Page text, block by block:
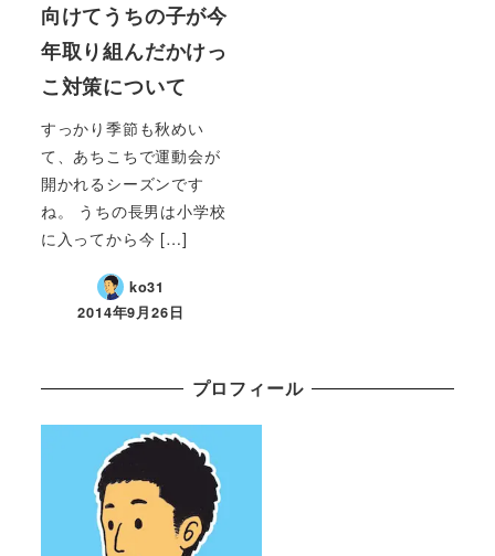
向けてうちの子が今
年取り組んだかけっ
こ対策について
すっかり季節も秋めい
て、あちこちで運動会が
開かれるシーズンです
ね。 うちの長男は小学校
に入ってから今 […]
ko31
2014年9月26日
プロフィール